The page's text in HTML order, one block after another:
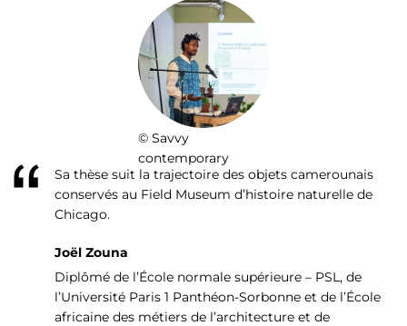
© Savvy
contemporary
Sa thèse suit la trajectoire des objets camerounais
conservés au Field Museum d’histoire naturelle de
Chicago.
Joël Zouna
Diplômé de l’École normale supérieure – PSL, de
l’Université Paris 1 Panthéon-Sorbonne et de l’École
africaine des métiers de l’architecture et de